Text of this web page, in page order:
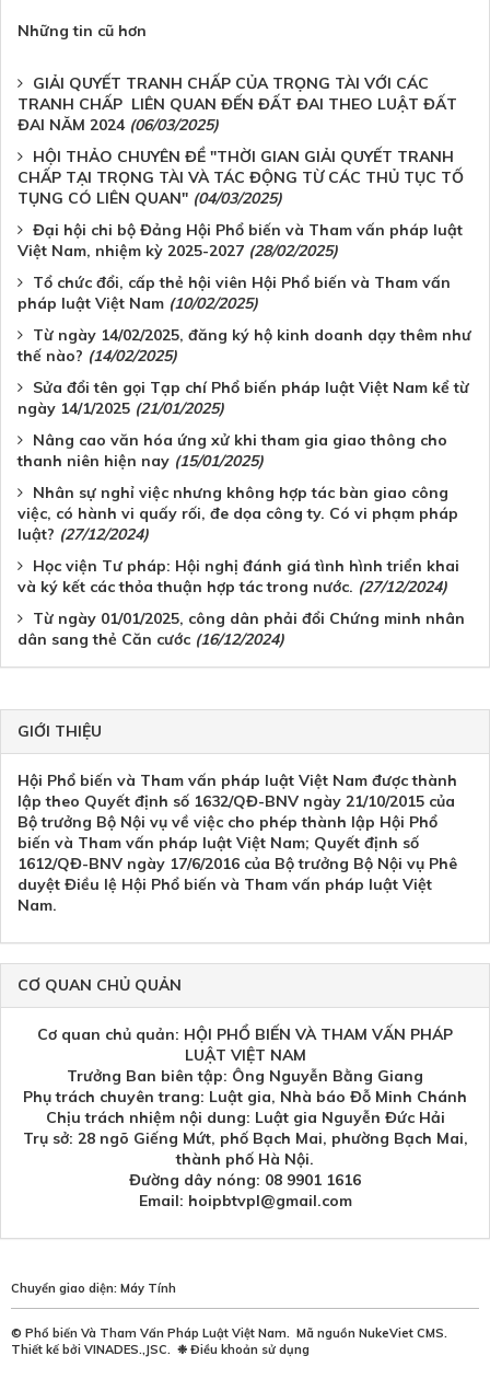
Những tin cũ hơn
GIẢI QUYẾT TRANH CHẤP CỦA TRỌNG TÀI VỚI CÁC
TRANH CHẤP LIÊN QUAN ĐẾN ĐẤT ĐAI THEO LUẬT ĐẤT
ĐAI NĂM 2024 (06/03/2025)
HỘI THẢO CHUYÊN ĐỀ "THỜI GIAN GIẢI QUYẾT TRANH
CHẤP TẠI TRỌNG TÀI VÀ TÁC ĐỘNG TỪ CÁC THỦ TỤC TỐ
TỤNG CÓ LIÊN QUAN" (04/03/2025)
Đại hội chi bộ Đảng Hội Phổ biến và Tham vấn pháp luật
Việt Nam, nhiệm kỳ 2025-2027 (28/02/2025)
Tổ chức đổi, cấp thẻ hội viên Hội Phổ biến và Tham vấn
pháp luật Việt Nam (10/02/2025)
Từ ngày 14/02/2025, đăng ký hộ kinh doanh dạy thêm như
thế nào? (14/02/2025)
Sửa đổi tên gọi Tạp chí Phổ biến pháp luật Việt Nam kể từ
ngày 14/1/2025 (21/01/2025)
Nâng cao văn hóa ứng xử khi tham gia giao thông cho
thanh niên hiện nay (15/01/2025)
Nhân sự nghỉ việc nhưng không hợp tác bàn giao công
việc, có hành vi quấy rối, đe dọa công ty. Có vi phạm pháp
luật? (27/12/2024)
Học viện Tư pháp: Hội nghị đánh giá tình hình triển khai
và ký kết các thỏa thuận hợp tác trong nước. (27/12/2024)
Từ ngày 01/01/2025, công dân phải đổi Chứng minh nhân
dân sang thẻ Căn cước (16/12/2024)
GIỚI THIỆU
Hội Phổ biến và Tham vấn pháp luật Việt Nam được thành
lập theo Quyết định số 1632/QĐ-BNV ngày 21/10/2015 của
Bộ trưởng Bộ Nội vụ về việc cho phép thành lập Hội Phổ
biến và Tham vấn pháp luật Việt Nam; Quyết định số
1612/QĐ-BNV ngày 17/6/2016 của Bộ trưởng Bộ Nội vụ Phê
duyệt Điều lệ Hội Phổ biến và Tham vấn pháp luật Việt
Nam.
CƠ QUAN CHỦ QUẢN
Cơ quan chủ quản: HỘI PHỔ BIẾN VÀ THAM VẤN PHÁP
LUẬT VIỆT NAM
Trưởng Ban biên tập: Ông Nguyễn Bằng Giang
Phụ trách chuyên trang: Luật gia, Nhà báo Đỗ Minh Chánh
Chịu trách nhiệm nội dung: Luật gia Nguyễn Đức Hải
Trụ sở: 28 ngõ Giếng Mứt, phố Bạch Mai, phường Bạch Mai,
thành phố Hà Nội.
Đường dây nóng: 08 9901 1616
Email: hoipbtvpl@gmail.com
Chuyển giao diện: Máy Tính
© Phổ biến Và Tham Vấn Pháp Luật Việt Nam. Mã nguồn NukeViet CMS.
Thiết kế bởi VINADES.,JSC. ❉ Điều khoản sử dụng